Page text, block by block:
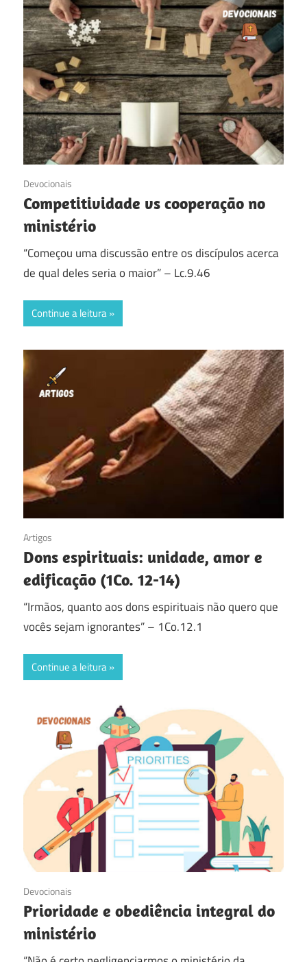
15/12/2016
Devocionais
Competitividade vs cooperação no
ministério
“Começou uma discussão entre os discípulos acerca
de qual deles seria o maior” – Lc.9.46
Continue a leitura
08/12/2016
Artigos
Dons espirituais: unidade, amor e
edificação (1Co. 12-14)
“Irmãos, quanto aos dons espirituais não quero que
vocês sejam ignorantes” – 1Co.12.1
Continue a leitura
08/12/2016
Devocionais
Prioridade e obediência integral do
ministério